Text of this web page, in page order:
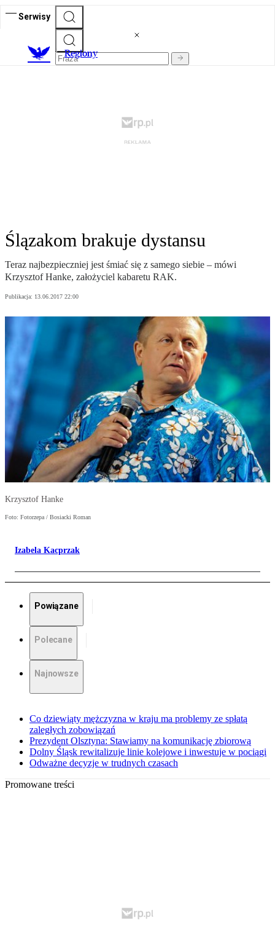
Serwisy
Regiony
Ślązakom brakuje dystansu
Teraz najbezpieczniej jest śmiać się z samego siebie – mówi
Krzysztof Hanke, założyciel kabaretu RAK.
Publikacja: 13.06.2017 22:00
Krzysztof Hanke
Foto: Fotorzepa / Bosiacki Roman
Izabela Kacprzak
Powiązane
Polecane
Najnowsze
Co dziewiąty mężczyzna w kraju ma problemy ze spłatą
zaległych zobowiązań
Prezydent Olsztyna: Stawiamy na komunikację zbiorową
Dolny Śląsk rewitalizuje linie kolejowe i inwestuje w pociągi
Odważne decyzje w trudnych czasach
Promowane treści